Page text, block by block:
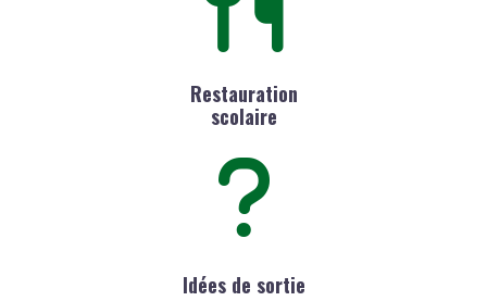
Restauration
scolaire
Idées de sortie